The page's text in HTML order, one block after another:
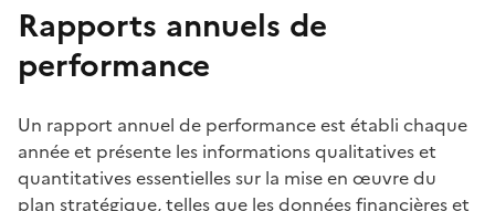
Rapports annuels de
performance
Un rapport annuel de performance est établi chaque
année et présente les informations qualitatives et
quantitatives essentielles sur la mise en œuvre du
plan stratégique, telles que les données financières et